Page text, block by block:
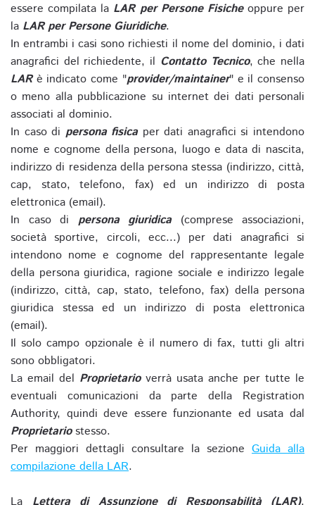
essere compilata la LAR per Persone Fisicheoppure per
la LAR per Persone Giuridiche.
In entrambi i casi sono richiesti il nome del dominio, i dati
anagrafici del richiedente, il Contatto Tecnico, che nella
LARè indicato come "provider/maintainer" e il consenso
o meno alla pubblicazione su internet dei dati personali
associati al dominio.
In caso di persona fisicaper dati anagrafici si intendono
nome e cognome della persona, luogo e data di nascita,
indirizzo di residenza della persona stessa (indirizzo, città,
cap, stato, telefono, fax) ed un indirizzo di posta
elettronica (email).
In caso di persona giuridica(comprese associazioni,
società sportive, circoli, ecc...) per dati anagrafici si
intendono nome e cognome del rappresentante legale
della persona giuridica, ragione sociale e indirizzo legale
(indirizzo, città, cap, stato, telefono, fax) della persona
giuridica stessa ed un indirizzo di posta elettronica
(email).
Il solo campo opzionale è il numero di fax, tutti gli altri
sono obbligatori.
La email del Proprietarioverrà usata anche per tutte le
eventuali comunicazioni da parte della Registration
Authority, quindi deve essere funzionante ed usata dal
Proprietariostesso.
Per maggiori dettagli consultare la sezione Guida alla
compilazione della LAR.